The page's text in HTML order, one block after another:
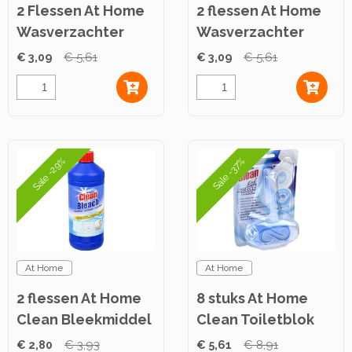
2 Flessen At Home
Wasverzachter
Joyful Summer
750ml
€ 3,09 € 5,61
2 flessen At Home
Wasverzachter
750ml
€ 3,09 € 5,61
Sale -29%
At Home
2 flessen At Home
Clean Bleekmiddel
1L
€ 2,80 € 3,93
Sale -37%
At Home
8 stuks At Home
Clean Toiletblok
Aqua 40g
€ 5,61 € 8,91